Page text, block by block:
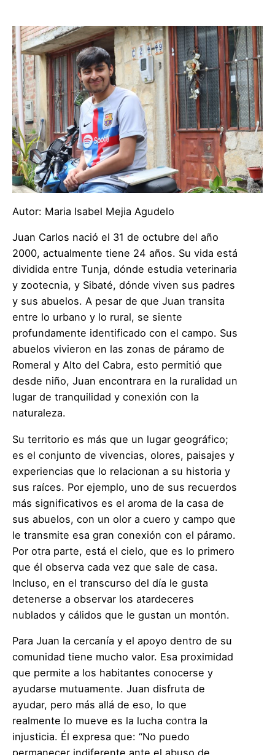
Autor: Maria Isabel Mejia Agudelo
Juan Carlos nació el 31 de octubre del año
2000, actualmente tiene 24 años. Su vida está
dividida entre Tunja, dónde estudia veterinaria
y zootecnia, y Sibaté, dónde viven sus padres
y sus abuelos. A pesar de que Juan transita
entre lo urbano y lo rural, se siente
profundamente identificado con el campo. Sus
abuelos vivieron en las zonas de páramo de
Romeral y Alto del Cabra, esto permitió que
desde niño, Juan encontrara en la ruralidad un
lugar de tranquilidad y conexión con la
naturaleza.
Su territorio es más que un lugar geográfico;
es el conjunto de vivencias, olores, paisajes y
experiencias que lo relacionan a su historia y
sus raíces. Por ejemplo, uno de sus recuerdos
más significativos es el aroma de la casa de
sus abuelos, con un olor a cuero y campo que
le transmite esa gran conexión con el páramo.
Por otra parte, está el cielo, que es lo primero
que él observa cada vez que sale de casa.
Incluso, en el transcurso del día le gusta
detenerse a observar los atardeceres
nublados y cálidos que le gustan un montón.
Para Juan la cercanía y el apoyo dentro de su
comunidad tiene mucho valor. Esa proximidad
que permite a los habitantes conocerse y
ayudarse mutuamente. Juan disfruta de
ayudar, pero más allá de eso, lo que
realmente lo mueve es la lucha contra la
injusticia. Él expresa que: “No puedo
permanecer indiferente ante el abuso de